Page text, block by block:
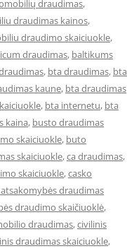
draudimas,
draudimas kainos,
draudimo skaiciuokle,
draudimas, baltikums
, bta draudimas, bta
kaune, bta draudimas
, bta internetu, bta
kaina, busto draudimas
skaiciuokle, buto
skaiciuokle,ca draudimas,
skaiciuokle,casko
draudimas
draudimo skaičiuoklė,
draudimas,civilinis
draudimas skaiciuokle,